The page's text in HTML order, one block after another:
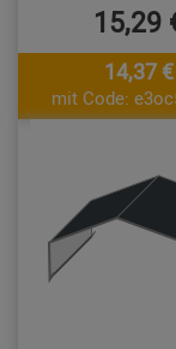
15,29
14,37 €
mit Code: